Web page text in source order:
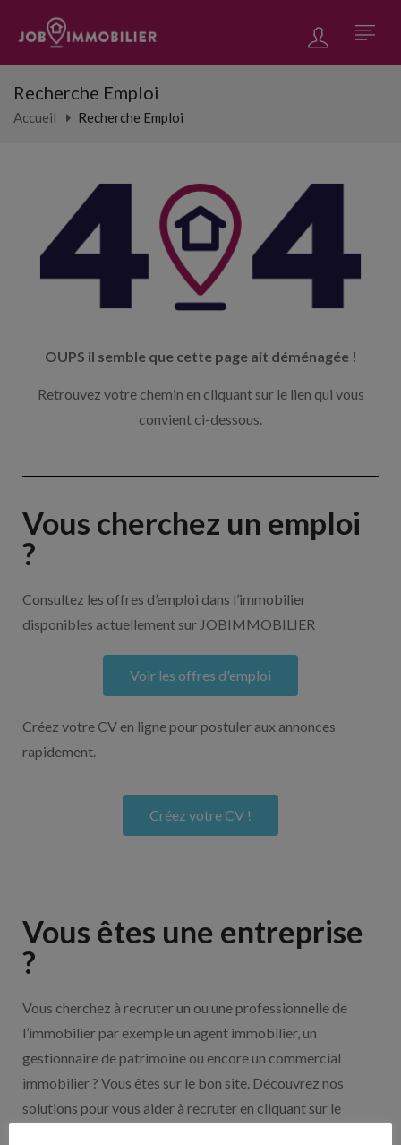
Recherche Emploi
Accueil Recherche Emploi
OUPS il semble que cette page ait déménagée !
Retrouvez votre chemin en cliquant sur le lien qui vous
convient ci-dessous.
Vous cherchez un emploi
?
Consultez les offres d’emploi dans l’immobilier
disponibles actuellement sur JOBIMMOBILIER
Voir les offres d'emploi
Créez votre CV en ligne pour postuler aux annonces
rapidement.
Créez votre CV !
Vous êtes une entreprise
?
Vous cherchez à recruter un ou une professionnelle de
l’immobilier par exemple un agent immobilier, un
gestionnaire de patrimoine ou encore un commercial
immobilier ? Vous êtes sur le bon site. Découvrez nos
solutions pour vous aider à recruter en cliquant sur le